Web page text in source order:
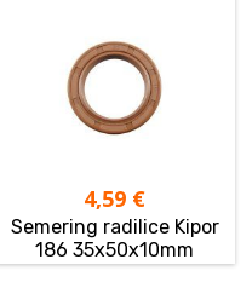
4,59 €
Semering radilice Kipor
186 35x50x10mm